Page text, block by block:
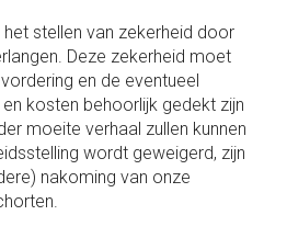
stellen van zekerheid door
Deze zekerheid moet
en de eventueel
kosten behoorlijk gedekt zijn
moeite verhaal zullen kunnen
wordt geweigerd, zijn
nakoming van onze